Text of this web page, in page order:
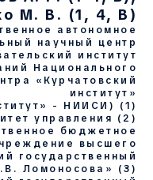
М. В. (1, 4, В)
автономное
научный центр
институт
Национального
«Курчатовский
институт»
- НИИСИ) (1)
управления (2)
бюджетное
высшего
государственный
Ломоносова» (3)